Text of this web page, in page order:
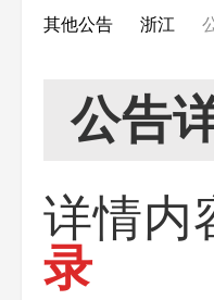
其他公告 浙江
公告
详情内
录